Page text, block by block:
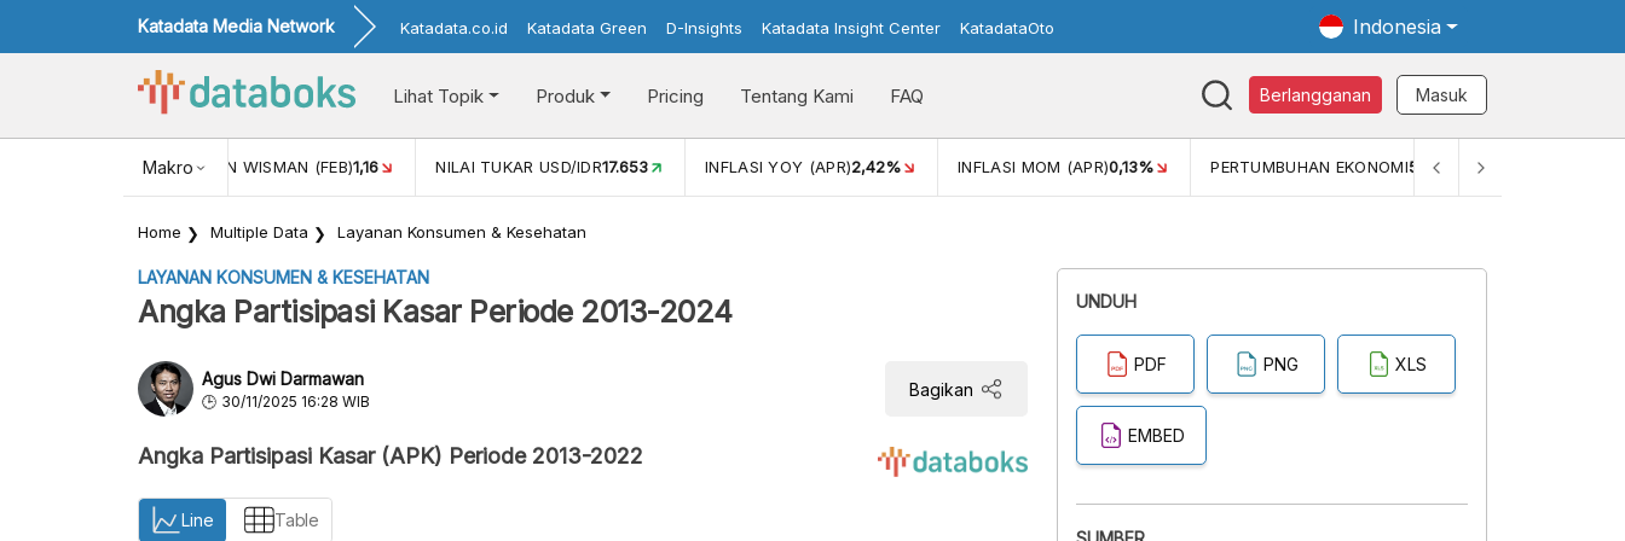
Katadata Media Network Katadata.co.id Katadata Green D-Insights Katadata Insight Center KatadataOto Indonesia
Lihat Topik Produk Pricing Tentang Kami FAQ Berlangganan Masuk
Makro
NILAI TUKAR USD/IDR17.653 INFLASI YOY (APR)2,42% INFLASI MOM (APR) 0,13% PERTUMBUHAN EKONOMI5,11% PDB ADHK (Q1)3.447,70 GINI RASIO (SEM2)
Home Multiple Data Layanan Konsumen & Kesehatan
LAYANAN KONSUMEN & KESEHATAN
Angka Partisipasi Kasar Periode 2013-2024
Agus Dwi Darmawan
30/11/2025 16:28 WIB
Bagikan
Angka Partisipasi Kasar (APK) Periode 2013-2022
Line Table
UNDUH
PDF PNG XLS
EMBED